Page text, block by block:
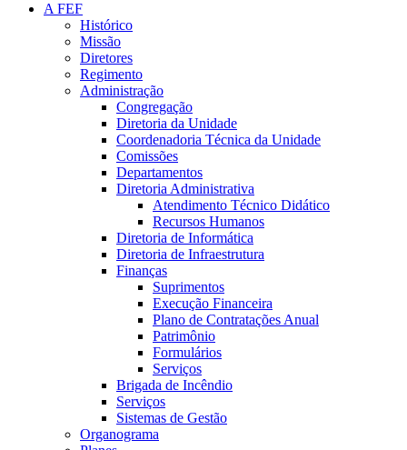
A FEF
Histórico
Missão
Diretores
Regimento
Administração
Congregação
Diretoria da Unidade
Coordenadoria Técnica da Unidade
Comissões
Departamentos
Diretoria Administrativa
Atendimento Técnico Didático
Recursos Humanos
Diretoria de Informática
Diretoria de Infraestrutura
Finanças
Suprimentos
Execução Financeira
Plano de Contratações Anual
Patrimônio
Formulários
Serviços
Brigada de Incêndio
Serviços
Sistemas de Gestão
Organograma